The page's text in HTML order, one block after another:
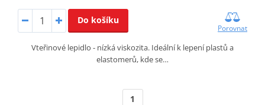
Do košíku
Porovnat
Vteřinové lepidlo - nízká viskozita. Ideální k lepení plastů a
elastomerů, kde se…
1